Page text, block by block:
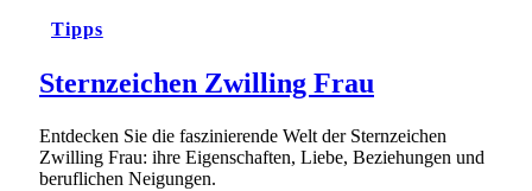
Tipps
Sternzeichen Zwilling Frau
Entdecken Sie die faszinierende Welt der Sternzeichen
Zwilling Frau: ihre Eigenschaften, Liebe, Beziehungen und
beruflichen Neigungen.